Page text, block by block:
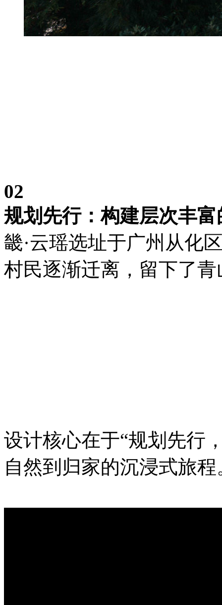
02
规划先行：构建层次丰
畿·云瑶选址于广州从化
村民逐渐迁离，留下了
设计核心在于“规划先行
自然到归家的沉浸式旅程